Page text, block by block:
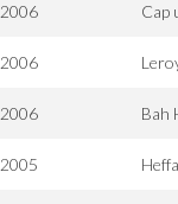
2006 Cap
2006
2006 Bah
2005